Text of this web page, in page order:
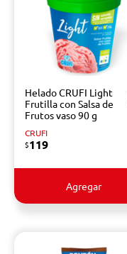
Helado CRUFI Light
Frutilla con Salsa de
Frutos vaso 90 g
CRUFI
$119
Agregar